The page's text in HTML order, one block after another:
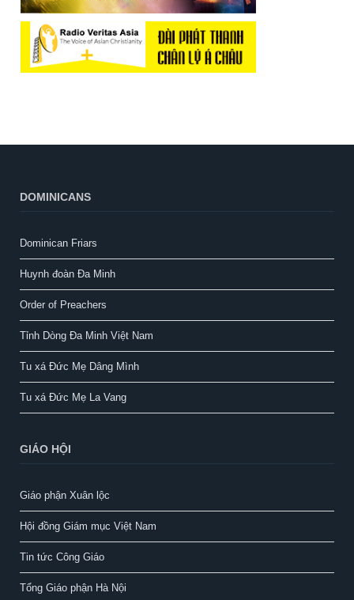
DOMINICANS
Dominican Friars
Huynh đoàn Đa Minh
Order of Preachers
Tỉnh Dòng Đa Minh Việt Nam
Tu xá Đức Mẹ Dâng Mình
Tu xá Đức Mẹ La Vang
GIÁO HỘI
Giáo phận Xuân lộc
Hội đồng Giám mục Việt Nam
Tin tức Công Giáo
Tổng Giáo phận Hà Nội